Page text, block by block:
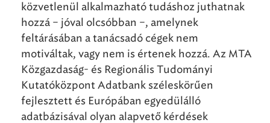
közvetlenül alkalmazható tudáshoz juthatnak
hozzá – jóval olcsóbban –, amelynek
feltárásában a tanácsadó cégek nem
motiváltak, vagy nem is értenek hozzá. Az MTA
Közgazdaság- és Regionális Tudományi
Kutatóközpont Adatbank széleskörűen
fejlesztett és Európában egyedülálló
adatbázisával olyan alapvető kérdések